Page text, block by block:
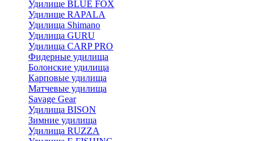
Удилище BLUE FOX
Удилище RAPALA
Удилища Shimano
Удилища GURU
Удилища CARP PRO
Фидерные удилища
Болонские удилища
Карповые удилища
Матчевые удилища
Savage Gear
Удилища BISON
Зимние удилища
Удилища RUZZA